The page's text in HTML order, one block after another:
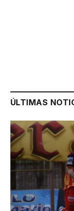
ÚLTIMAS